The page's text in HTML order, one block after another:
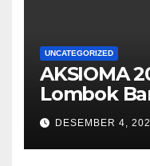
UNCATEGORIZED
AKSIOMA
Lombok
dengan
Sportivitas
DESEMBER 4,